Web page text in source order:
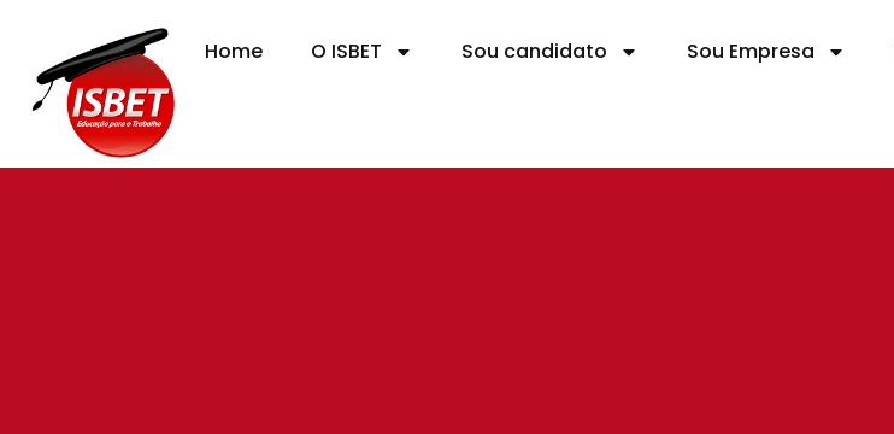
Home O ISBET Sou candidato Sou Empresa